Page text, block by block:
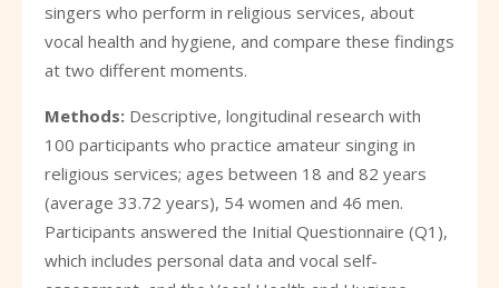
singers who perform in religious services, about
vocal health and hygiene, and compare these findings
at two different moments.
Methods: Descriptive, longitudinal research with
100 participants who practice amateur singing in
religious services; ages between 18 and 82 years
(average 33.72 years), 54 women and 46 men.
Participants answered the Initial Questionnaire (Q1),
which includes personal data and vocal self-